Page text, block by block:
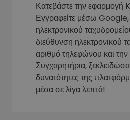
Κατεβάστε την
Εγγραφείτε μέσω
ηλεκτρονικού
διεύθυνση ηλεκτρονικού
αριθμό τηλεφώνου και την
Συγχαρητήρια,
δυνατότητες της
μέσα σε λίγα λεπτά!